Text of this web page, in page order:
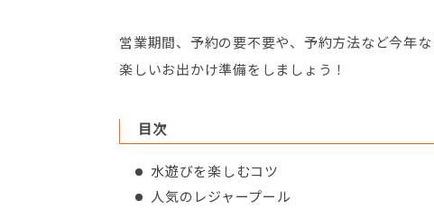
営業期間、予約の要不要や、予約方法など今年
楽しいお出かけ準備をしましょう！
目次
水遊びを楽しむコツ
人気のレジャープール